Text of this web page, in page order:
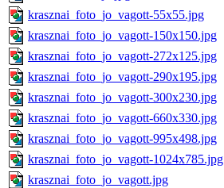
krasznai_foto_jo_vagott-55x55.jpg
krasznai_foto_jo_vagott-150x150.jpg
krasznai_foto_jo_vagott-272x125.jpg
krasznai_foto_jo_vagott-290x195.jpg
krasznai_foto_jo_vagott-300x230.jpg
krasznai_foto_jo_vagott-660x330.jpg
krasznai_foto_jo_vagott-995x498.jpg
krasznai_foto_jo_vagott-1024x785.jpg
krasznai_foto_jo_vagott.jpg